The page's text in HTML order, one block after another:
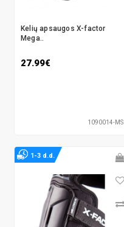
Kelių apsaugos X-factor
Mega..
27.99€
1090014-MS
1-3 d.d.